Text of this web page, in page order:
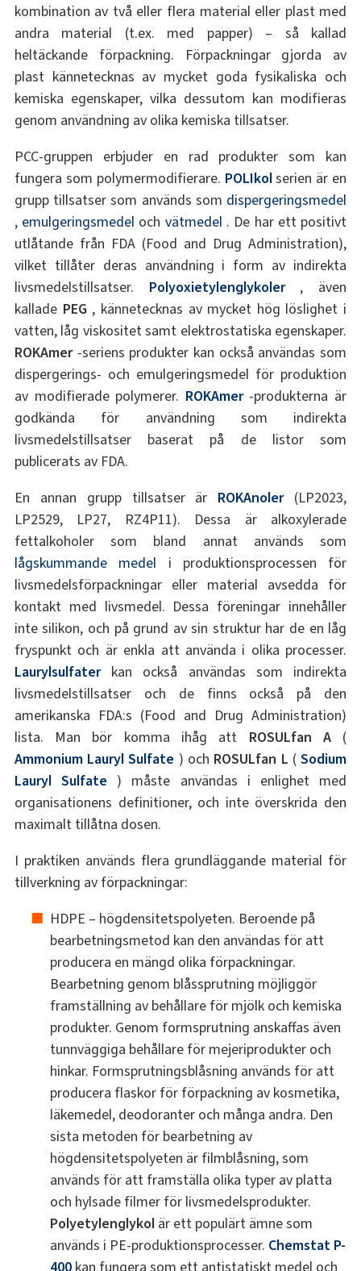
kombination av två eller flera material eller plast med
andra material (t.ex. med papper) – så kallad
heltäckande förpackning. Förpackningar gjorda av
plast kännetecknas av mycket goda fysikaliska och
kemiska egenskaper, vilka dessutom kan modifieras
genom användning av olika kemiska tillsatser.
PCC-gruppen erbjuder en rad produkter som kan
fungera som polymermodifierare. POLIkolserien är en
grupp tillsatser som används som dispergeringsmedel
, emulgeringsmedel och vätmedel . De har ett positivt
utlåtande från FDA (Food and Drug Administration),
vilket tillåter deras användning i form av indirekta
livsmedelstillsatser. Polyoxietylenglykoler, även
kallade PEG, kännetecknas av mycket hög löslighet i
vatten, låg viskositet samt elektrostatiska egenskaper.
ROKAmer-seriens produkter kan också användas som
dispergerings- och emulgeringsmedel för produktion
av modifierade polymerer. ROKAmer-produkterna är
godkända för användning som indirekta
livsmedelstillsatser baserat på de listor som
publicerats av FDA.
En annan grupp tillsatser är ROKAnoler(LP2023,
LP2529, LP27, RZ4P11). Dessa är alkoxylerade
fettalkoholer som bland annat används som
lågskummande medel i produktionsprocessen för
livsmedelsförpackningar eller material avsedda för
kontakt med livsmedel. Dessa föreningar innehåller
inte silikon, och på grund av sin struktur har de en låg
fryspunkt och är enkla att använda i olika processer.
Laurylsulfaterkan också användas som indirekta
livsmedelstillsatser och de finns också på den
amerikanska FDA:s (Food and Drug Administration)
lista. Man bör komma ihåg att ROSULfan A(
Ammonium Lauryl Sulfate ) och ROSULfan L (Sodium
Lauryl Sulfate ) måste användas i enlighet med
organisationens definitioner, och inte överskrida den
maximalt tillåtna dosen.
I praktiken används flera grundläggande material för
tillverkning av förpackningar:
HDPE – högdensitetspolyeten. Beroende på
bearbetningsmetod kan den användas för att
producera en mängd olika förpackningar.
Bearbetning genom blåssprutning möjliggör
framställning av behållare för mjölk och kemiska
produkter. Genom formsprutning anskaffas även
tunnväggiga behållare för mejeriprodukter och
hinkar. Formsprutningsblåsning används för att
producera flaskor för förpackning av kosmetika,
läkemedel, deodoranter och många andra. Den
sista metoden för bearbetning av
högdensitetspolyeten är filmblåsning, som
används för att framställa olika typer av platta
och hylsade filmer för livsmedelsprodukter.
Polyetylenglykolär ett populärt ämne som
används i PE-produktionsprocesser. Chemstat P-
400kan fungera som ett antistatiskt medel och